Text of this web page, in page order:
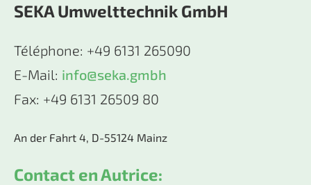
SEKA Umwelttechnik GmbH
Téléphone: +49 6131 265090
E-Mail: info@seka.gmbh
Fax: +49 6131 26509 80
An der Fahrt 4, D-55124 Mainz
Contact en Autrice: